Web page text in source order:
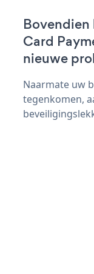
Bovendien
Card
nieuwe
Naarmate uw
tegenkomen,